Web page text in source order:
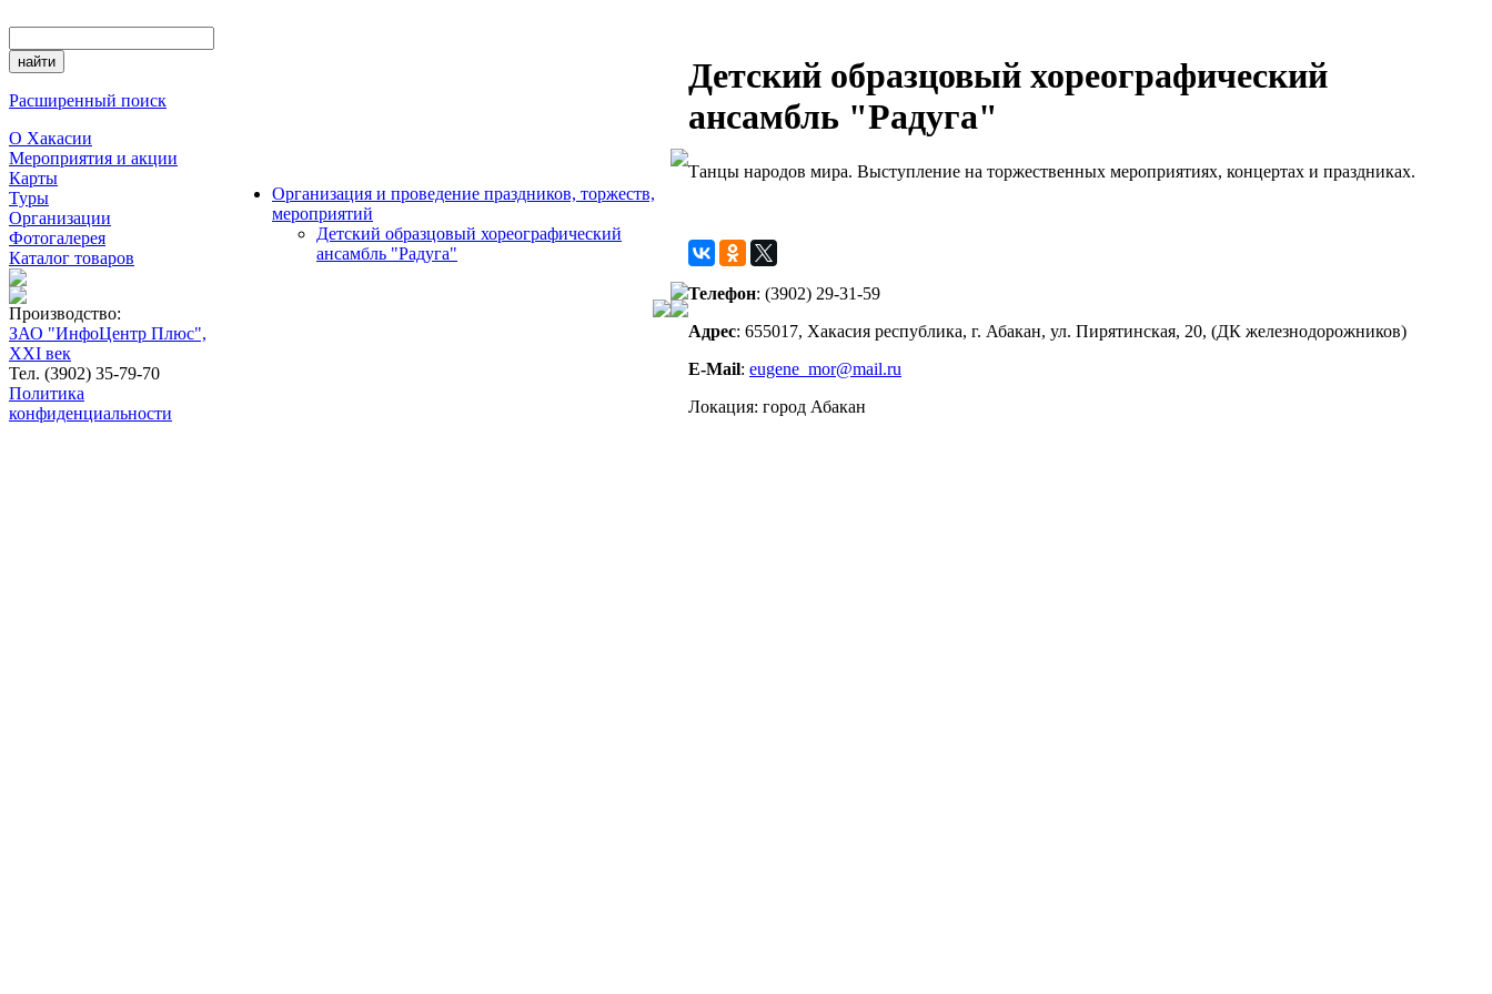
Расширенный поиск
О Хакасии
Мероприятия и акции
Карты
Туры
Организации
Фотогалерея
Каталог товаров
Производство:
ЗАО "ИнфоЦентр Плюс",
XXI век
Тел. (3902) 35-79-70
Политика
конфиденциальности
Организация и проведение праздников, торжеств,
мероприятий
Детский образцовый хореографический
ансамбль "Радуга"
Детский образцовый хореографический
ансамбль "Радуга"
Танцы народов мира. Выступление на торжественных мероприятиях, концертах и праздниках.
Телефон: (3902) 29-31-59
Адрес: 655017, Хакасия республика, г. Абакан, ул. Пирятинская, 20, (ДК железнодорожников)
E-Mail: eugene_mor@mail.ru
Локация: город Абакан